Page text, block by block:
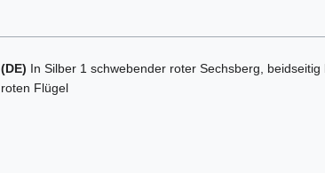
(DE) In Silber 1 schwebender roter Sechsberg,
roten Flügel